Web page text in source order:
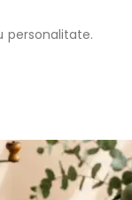
personalitate.